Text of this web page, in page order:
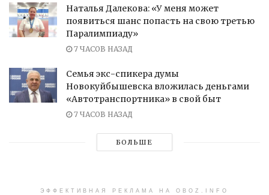
Наталья Далекова: «У меня может
появиться шанс попасть на свою третью
Паралимпиаду»
7 ЧАСОВ НАЗАД
Семья экс-спикера думы
Новокуйбышевска вложилась деньгами
«Автотранспортника» в свой быт
7 ЧАСОВ НАЗАД
БОЛЬШЕ
ЭФФЕКТИВНАЯ РЕКЛАМА НА OBOZ.INFO